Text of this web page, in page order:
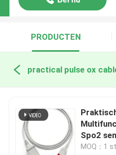
PRODUCTEN
practical pulse ox
Spo2
MOQ：1